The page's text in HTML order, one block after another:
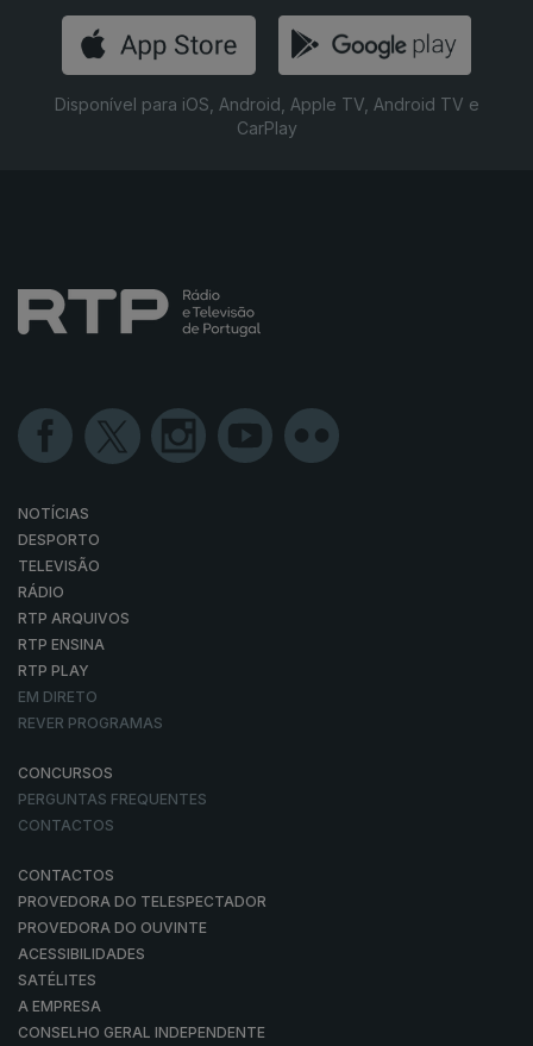
Disponível para iOS, Android, Apple TV, Android TV e
CarPlay
NOTÍCIAS
DESPORTO
TELEVISÃO
RÁDIO
RTP ARQUIVOS
RTP ENSINA
RTP PLAY
EM DIRETO
REVER PROGRAMAS
CONCURSOS
PERGUNTAS FREQUENTES
CONTACTOS
CONTACTOS
PROVEDORA DO TELESPECTADOR
PROVEDORA DO OUVINTE
ACESSIBILIDADES
SATÉLITES
A EMPRESA
CONSELHO GERAL INDEPENDENTE